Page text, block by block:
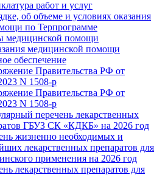
работ и услуг
об объеме и условиях оказания
по Терпрограмме
медицинской помощи
медицинской помощи
обеспечение
Правительства РФ от
N 1508-р
Правительства РФ от
N 1508-р
перечень лекарственных
ГБУЗ СК «КДКБ» на 2026 год
жизненно необходимых и
лекарственных препаратов для
применения на 2026 год
лекарственных препаратов для